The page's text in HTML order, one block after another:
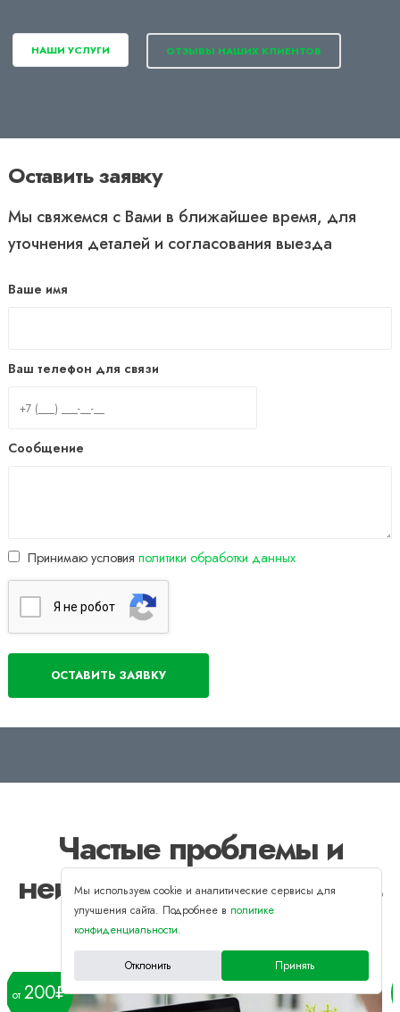
НАШИ УСЛУГИ ОТЗЫВЫ НАШИХ КЛИЕНТОВ
Оставить заявку
Мы свяжемся с Вами в ближайшее время, для
уточнения деталей и согласования выезда
Ваше имя
Ваш телефон для связи
Сообщение
Принимаю условия политики обработки данных
Я нe poбoт
Частые проблемы и
неисправности ноутбуков
Asus
200
Мы используем cookie и аналитические сервисы для
улучшения сайта. Подробнее в политике
конфиденциальности.
Отклонить Принять